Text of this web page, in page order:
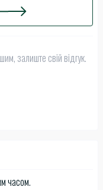
залиште свій відгук.
часом.